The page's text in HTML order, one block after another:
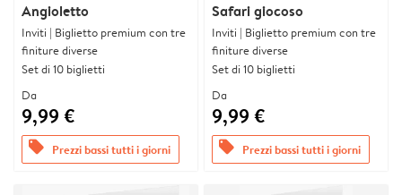
Angioletto
Inviti | Biglietto premium con tre
finiture diverse
Set di 10 biglietti
Da
9,99 €
offers Prezzi bassi tutti i giorni
Safari giocoso
Inviti | Biglietto premium con tre
finiture diverse
Set di 10 biglietti
Da
9,99 €
offers Prezzi bassi tutti i giorni